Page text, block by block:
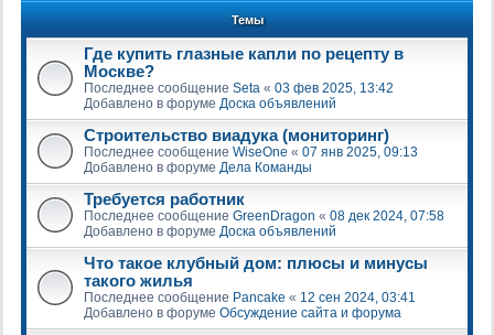
Темы
Где купить глазные капли по рецепту в
Москве?
Последнее сообщение Seta « 03 фев 2025, 13:42
Добавлено в форуме Доска объявлений
Строительство виадука (мониторинг)
Последнее сообщение WiseOne « 07 янв 2025, 09:13
Добавлено в форуме Дела Команды
Требуется работник
Последнее сообщение GreenDragon « 08 дек 2024, 07:58
Добавлено в форуме Доска объявлений
Что такое клубный дом: плюсы и минусы
такого жилья
Последнее сообщение Pancake « 12 сен 2024, 03:41
Добавлено в форуме Обсуждение сайта и форума